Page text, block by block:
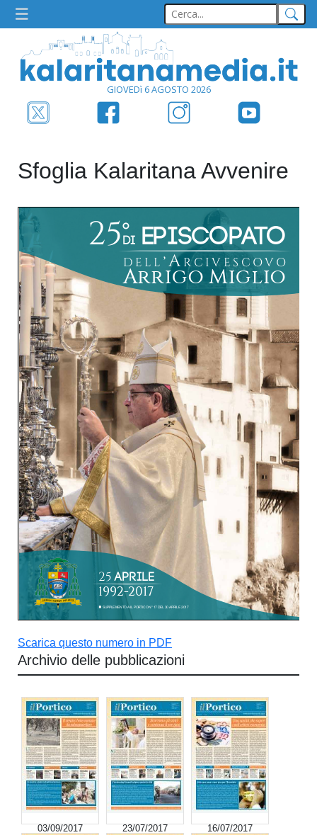
GIOVEDì 6 AGOSTO 2026
Sfoglia Kalaritana Avvenire
Scarica questo numero in PDF
Archivio delle pubblicazioni
03/09/2017 23/07/2017 16/07/2017